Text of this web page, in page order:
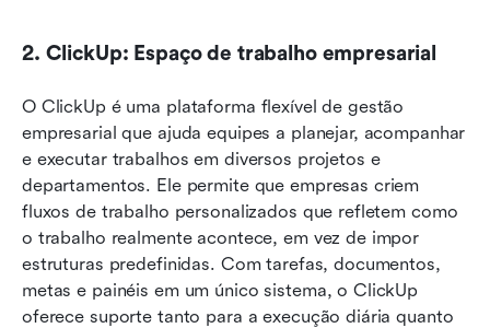
2. ClickUp: Espaço de trabalho empresarial
O ClickUp é uma plataforma flexível de gestão
empresarial que ajuda equipes a planejar, acompanhar
e executar trabalhos em diversos projetos e
departamentos. Ele permite que empresas criem
fluxos de trabalho personalizados que refletem como
o trabalho realmente acontece, em vez de impor
estruturas predefinidas. Com tarefas, documentos,
metas e painéis em um único sistema, o ClickUp
oferece suporte tanto para a execução diária quanto